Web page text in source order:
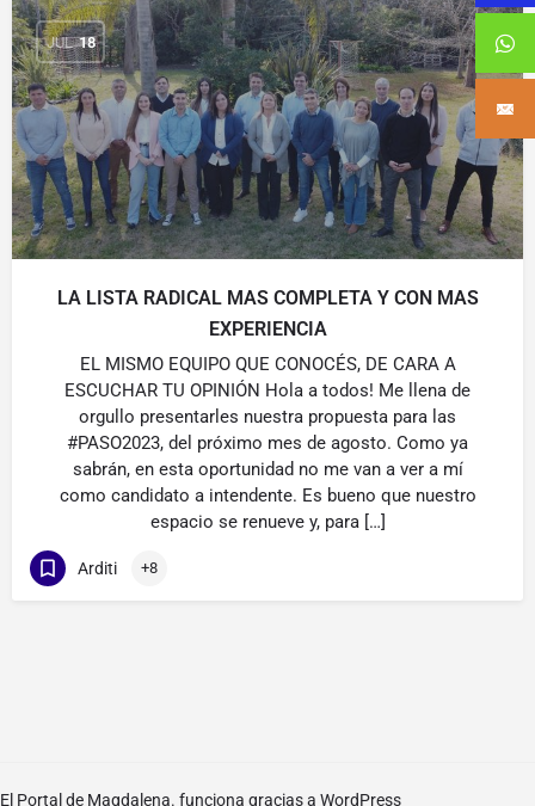
JUL 18
LA LISTA RADICAL MAS COMPLETA Y CON MAS
EXPERIENCIA
EL MISMO EQUIPO QUE CONOCÉS, DE CARA A
ESCUCHAR TU OPINIÓN Hola a todos! Me llena de
orgullo presentarles nuestra propuesta para las
#PASO2023, del próximo mes de agosto. Como ya
sabrán, en esta oportunidad no me van a ver a mí
como candidato a intendente. Es bueno que nuestro
espacio se renueve y, para […]
Arditi +8
El Portal de Magdalena. funciona gracias a WordPress